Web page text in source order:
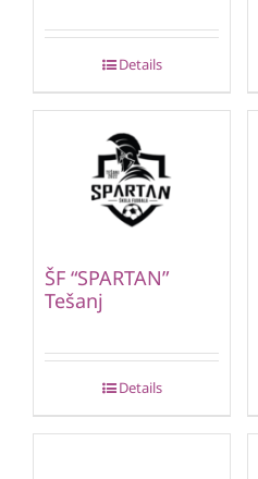
Details
ŠF “SPARTAN”
Tešanj
Details